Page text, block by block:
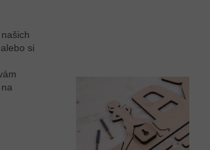
si